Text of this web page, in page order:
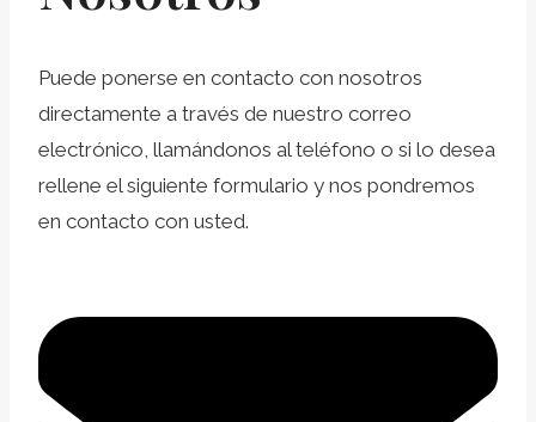
Puede ponerse en contacto con nosotros
directamente a través de nuestro correo
electrónico, llamándonos al teléfono o si lo desea
rellene el siguiente formulario y nos pondremos
en contacto con usted.